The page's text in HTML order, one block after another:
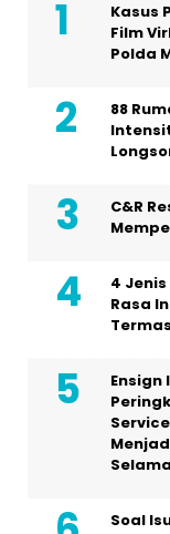
Kasus
Film
Polda
88
C&R
4
Rasa
Soal